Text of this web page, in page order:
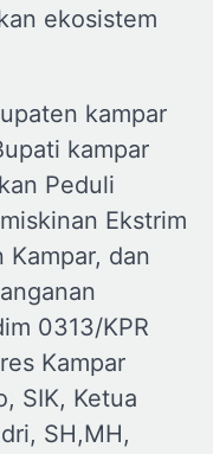
ekosistem
kampar
kampar
Peduli
Ekstrim
dan
0313/KPR
Kampar
SIK, Ketua
SH,MH,